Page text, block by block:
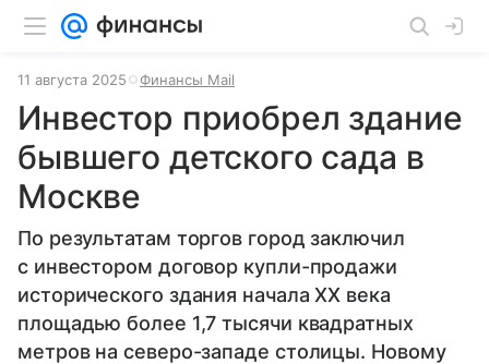
11 августа 2025 Финансы Mail
Инвестор приобрел здание
бывшего детского сада в
Москве
По результатам торгов город заключил
с инвестором договор купли-продажи
исторического здания начала XX века
площадью более 1,7 тысячи квадратных
метров на северо-западе столицы. Новому